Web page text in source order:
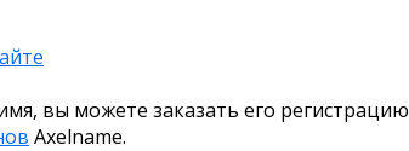
вы можете заказать его регистрацию
Axelname.